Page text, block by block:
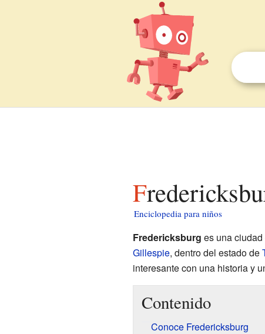
Enciclopedia para niños
Fredericksburg es una
Gillespie, dentro del estado de
interesante con una historia y
Contenido
Conoce Fredericksburg